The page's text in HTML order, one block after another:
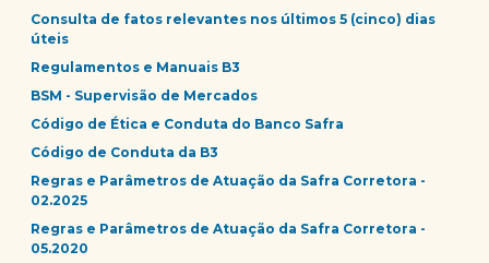
Consulta de fatos relevantes nos últimos 5 (cinco) dias
úteis
Regulamentos e Manuais B3
BSM - Supervisão de Mercados
Código de Ética e Conduta do Banco Safra
Código de Conduta da B3
Regras e Parâmetros de Atuação da Safra Corretora -
02.2025
Regras e Parâmetros de Atuação da Safra Corretora -
05.2020